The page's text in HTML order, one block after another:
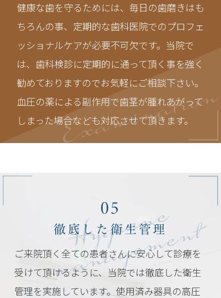
健康な歯を守るためには、毎日の歯磨きはも
ちろんの事、定期的な歯科医院でのプロフェ
ッショナルケアが必要不可欠です。当院で
は、歯科検診に定期的に通って頂く事を強く
勧めておりますのでお気軽にご相談下さい。
血圧の薬による副作用で歯茎が腫れあがって
しまった場合なども対応させて頂きます。
05
徹底した衛生管理
ご来院頂く全ての患者さんに安心して診療を
受けて頂けるように、当院では徹底した衛生
管理を実施しています。使用済み器具の高圧
Hygiene
management